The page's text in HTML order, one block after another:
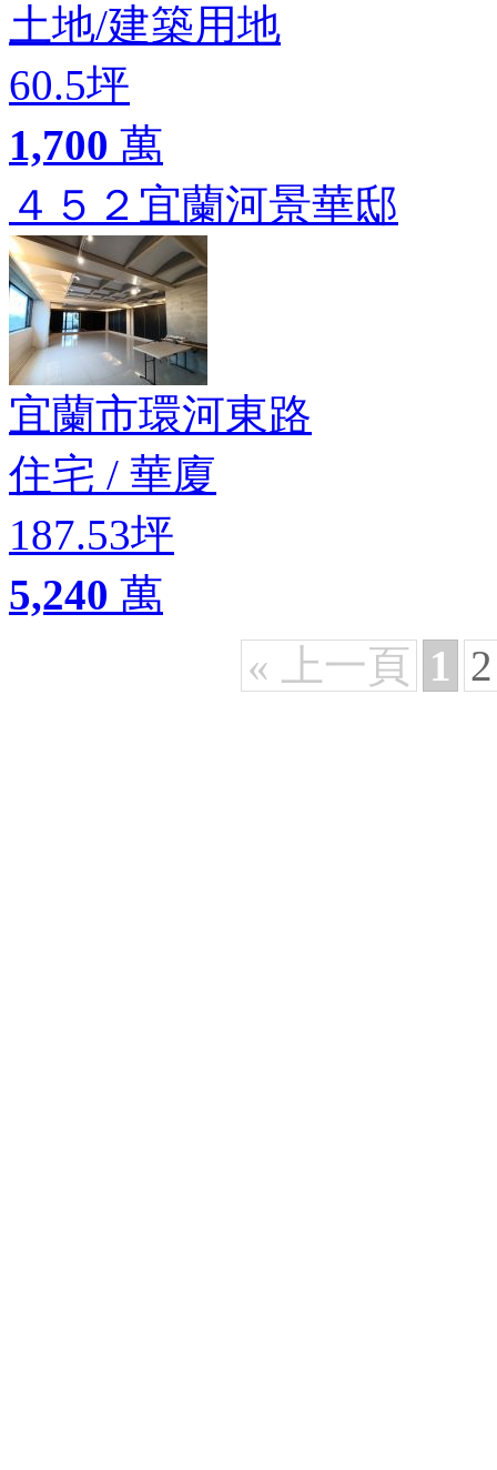
土地/建築用地
60.5坪
1,700 萬
４５２宜蘭河景華邸
宜蘭市環河東路
住宅 / 華廈
187.53坪
5,240 萬
« 上一頁 1 2